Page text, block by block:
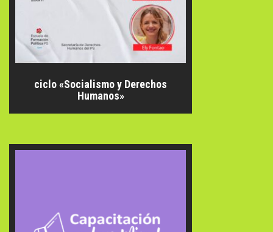
ciclo «Socialismo y Derechos
Humanos»